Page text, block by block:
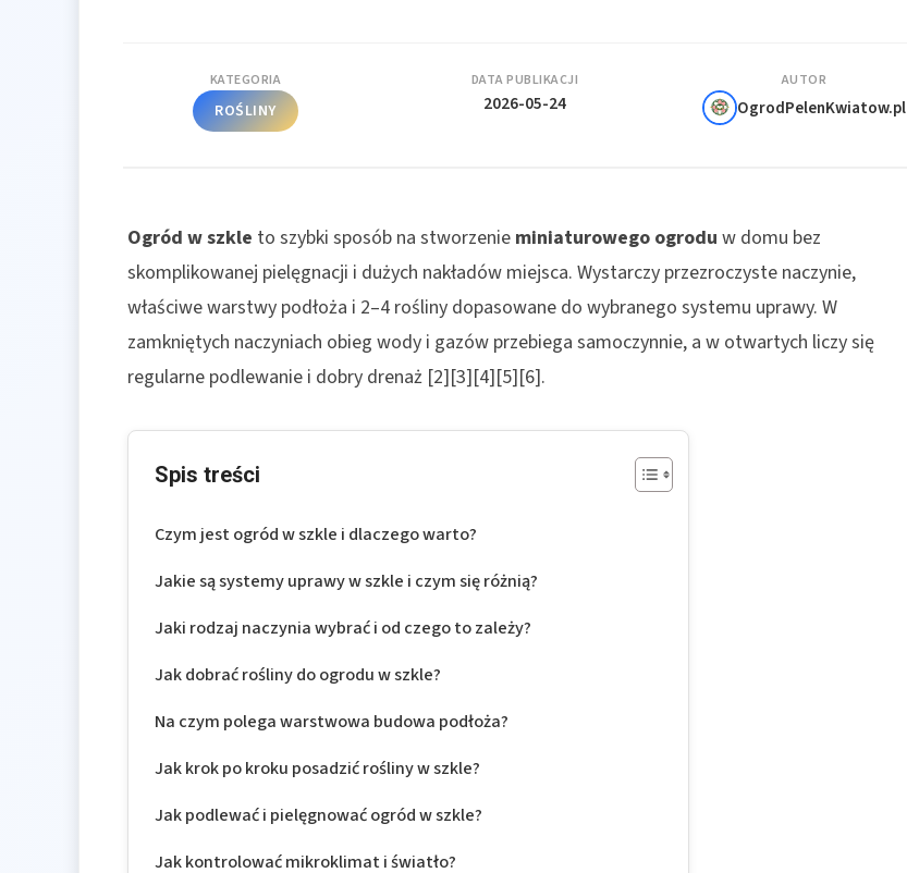
KATEGORIA
ROŚLINY
DATA PUBLIKACJI
2026-05-24
AUTOR
OgrodPelenKwiatow.pl
Ogród w szkle to szybki sposób na stworzenie miniaturowego ogrodu w domu bez
skomplikowanej pielęgnacji i dużych nakładów miejsca. Wystarczy przezroczyste naczynie,
właściwe warstwy podłoża i 2–4 rośliny dopasowane do wybranego systemu uprawy. W
zamkniętych naczyniach obieg wody i gazów przebiega samoczynnie, a w otwartych liczy się
regularne podlewanie i dobry drenaż [2][3][4][5][6].
Spis treści
Czym jest ogród w szkle i dlaczego warto?
Jakie są systemy uprawy w szkle i czym się różnią?
Jaki rodzaj naczynia wybrać i od czego to zależy?
Jak dobrać rośliny do ogrodu w szkle?
Na czym polega warstwowa budowa podłoża?
Jak krok po kroku posadzić rośliny w szkle?
Jak podlewać i pielęgnować ogród w szkle?
Jak kontrolować mikroklimat i światło?